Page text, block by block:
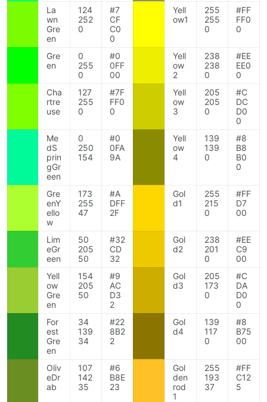
La
wn
Gre
en
124
252
0
#7
CF
C0
0
Yell
ow1
255
255
0
#FF
FF0
0
Gre
en
0
255
0
#0
0FF
00
Yell
ow
2
238
238
0
#EE
EE0
0
Cha
rtre
use
127
255
0
#7F
FF0
0
Yell
ow
3
205
205
0
#C
DC
D0
0
Me
dS
prin
gGr
een
0
250
154
#0
0FA
9A
Yell
ow
4
139
139
0
#8
B8
B0
0
Gre
enY
ello
w
173
255
47
#A
DFF
2F
Gol
d1
255
215
0
#FF
D7
00
Lim
eGr
een
50
205
50
#32
CD
32
Gol
d2
238
201
0
#EE
C9
00
Yell
ow
Gre
en
154
205
50
#9
AC
D3
2
Gol
d3
205
173
0
#C
DA
D0
0
For
est
Gre
en
34
139
34
#22
8B2
2
Gol
d4
139
117
0
#8
B75
00
Oliv
eDr
ab
107
142
35
#6
B8E
23
Gol
den
rod
1
255
193
37
#FF
C12
5